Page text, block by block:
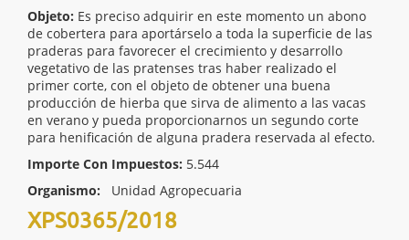
Objeto: Es preciso adquirir en este momento un abono
de cobertera para aportárselo a toda la superficie de las
praderas para favorecer el crecimiento y desarrollo
vegetativo de las pratenses tras haber realizado el
primer corte, con el objeto de obtener una buena
producción de hierba que sirva de alimento a las vacas
en verano y pueda proporcionarnos un segundo corte
para henificación de alguna pradera reservada al efecto.
Importe Con Impuestos: 5.544
Organismo:
Unidad Agropecuaria
XPS0365/2018